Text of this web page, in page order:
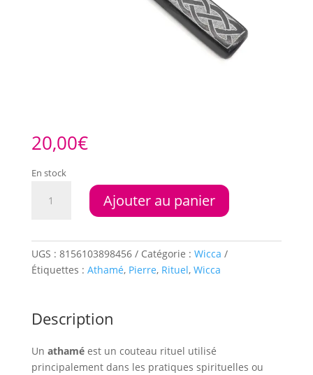
20,00€
En stock
en
pierre
Ajouter au panier
UGS : 8156103898456 Catégorie : Wicca
Étiquettes : Athamé, Pierre, Rituel, Wicca
Description
Un athaméest un couteau rituel utilisé
principalement dans les pratiques spirituelles ou